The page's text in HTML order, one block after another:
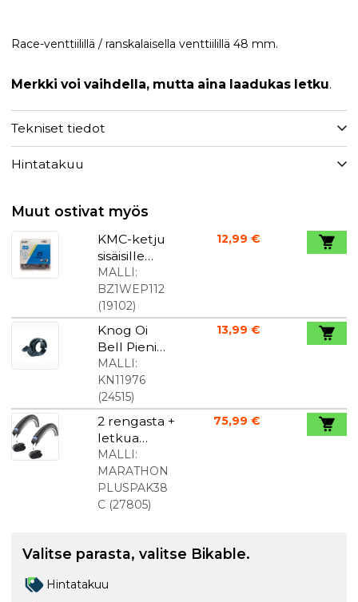
Race-venttiilillä / ranskalaisella venttiilillä 48 mm.
Merkki voi vaihdella, mutta aina laadukas letku.
Tekniset tiedot
Hintatakuu
Muut ostivat myös
KMC-ketju
sisäisille
vaihteille
ruosteenest
o
MALLI:
BZ1WEP112
(19102)
12,99 €
Knog Oi
Bell Pieni
soittokello
musta
MALLI:
KN11976
(24515)
13,99 €
2 rengasta +
letkua
Schwalbe
Marathon
Plus
700x38c
MALLI:
MARATHON
PLUSPAK38
C(27805)
75,99 €
Valitse parasta, valitse Bikable.
Hintatakuu